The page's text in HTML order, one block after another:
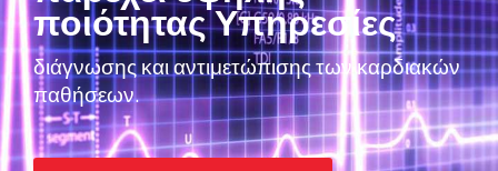
ποιότητας Υπηρεσίες
διάγνωσης και αντιμετώπισης των καρδιακών
παθήσεων.